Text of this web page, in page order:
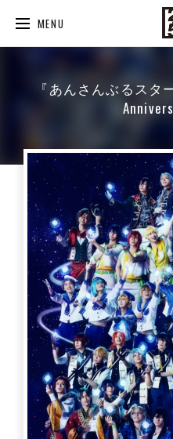
MENU
『あんさんぶるスタ